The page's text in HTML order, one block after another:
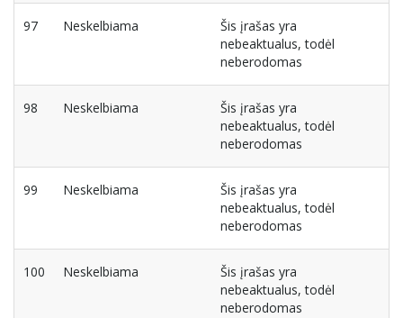
97 Neskelbiama
Šis įrašas yra
nebeaktualus, todėl
neberodomas
98 Neskelbiama
Šis įrašas yra
nebeaktualus, todėl
neberodomas
99 Neskelbiama
Šis įrašas yra
nebeaktualus, todėl
neberodomas
100 Neskelbiama
Šis įrašas yra
nebeaktualus, todėl
neberodomas